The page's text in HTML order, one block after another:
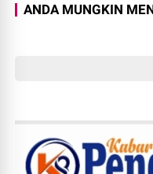
ANDA MUNGKIN